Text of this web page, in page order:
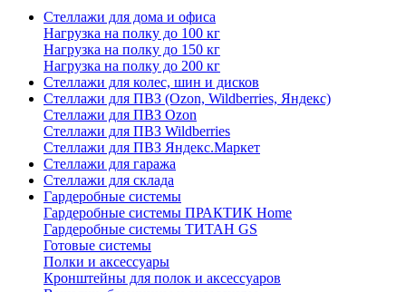
Стеллажи для дома и офиса
Нагрузка на полку до 100 кг
Нагрузка на полку до 150 кг
Нагрузка на полку до 200 кг
Стеллажи для колес, шин и дисков
Стеллажи для ПВЗ (Ozon, Wildberries, Яндекс)
Стеллажи для ПВЗ Ozon
Стеллажи для ПВЗ Wildberries
Стеллажи для ПВЗ Яндекс.Маркет
Стеллажи для гаража
Стеллажи для склада
Гардеробные системы
Гардеробные системы ПРАКТИК Home
Гардеробные системы ТИТАН GS
Готовые системы
Полки и аксессуары
Кронштейны для полок и аксессуаров